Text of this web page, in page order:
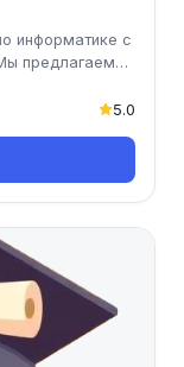
информатике с
предлагаем
5.0